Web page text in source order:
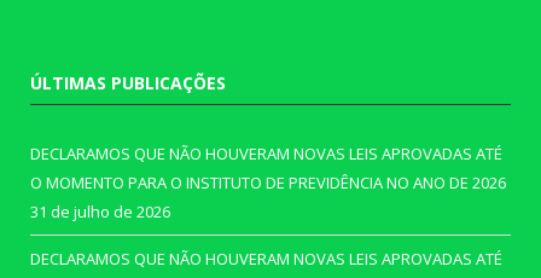
ÚLTIMAS PUBLICAÇÕES
DECLARAMOS QUE NÃO HOUVERAM NOVAS LEIS APROVADAS ATÉ
O MOMENTO PARA O INSTITUTO DE PREVIDÊNCIA NO ANO DE 2026
31 de julho de 2026
DECLARAMOS QUE NÃO HOUVERAM NOVAS LEIS APROVADAS ATÉ